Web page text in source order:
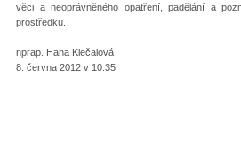
věci a neoprávněného opatření, padělání a
prostředku.
nprap. Hana Klečalová
8. června 2012 v 10:35